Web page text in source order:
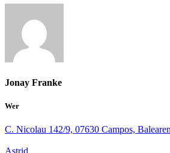
Jonay Franke
Wer
C. Nicolau 142/9, 07630 Campos,